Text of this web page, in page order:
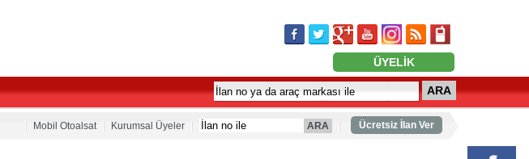
ÜYELİK
ARA
Ücretsiz İlan Ver
Mobil Otoalsat Kurumsal Üyeler ARA